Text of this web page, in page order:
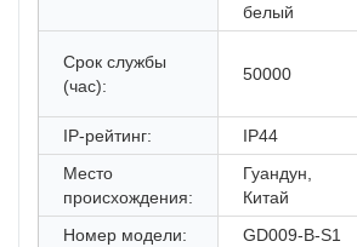
белый
Срок службы
(час):
50000
IP-рейтинг:
IP44
Место
происхождения:
Гуандун,
Китай
Номер модели: GD009-B-S1